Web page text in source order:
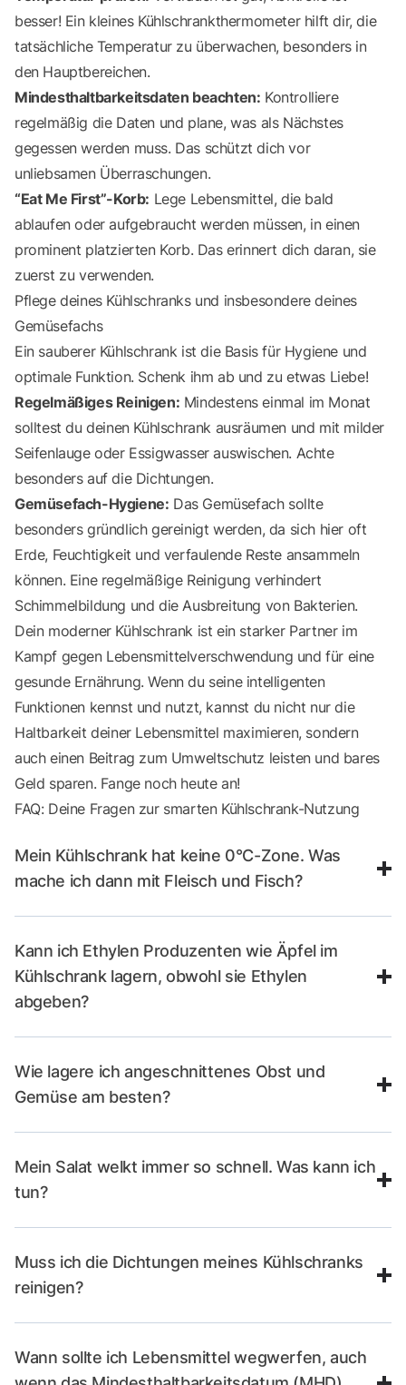
besser! Ein kleines Kühlschrankthermometer hilft dir, die
tatsächliche Temperatur zu überwachen, besonders in
den Hauptbereichen.
Mindesthaltbarkeitsdaten beachten: Kontrolliere
regelmäßig die Daten und plane, was als Nächstes
gegessen werden muss. Das schützt dich vor
unliebsamen Überraschungen.
“Eat Me First”-Korb: Lege Lebensmittel, die bald
ablaufen oder aufgebraucht werden müssen, in einen
prominent platzierten Korb. Das erinnert dich daran, sie
zuerst zu verwenden.
Pflege deines Kühlschranks und insbesondere deines
Gemüsefachs
Ein sauberer Kühlschrank ist die Basis für Hygiene und
optimale Funktion. Schenk ihm ab und zu etwas Liebe!
Regelmäßiges Reinigen: Mindestens einmal im Monat
solltest du deinen Kühlschrank ausräumen und mit milder
Seifenlauge oder Essigwasser auswischen. Achte
besonders auf die Dichtungen.
Gemüsefach-Hygiene: Das Gemüsefach sollte
besonders gründlich gereinigt werden, da sich hier oft
Erde, Feuchtigkeit und verfaulende Reste ansammeln
können. Eine regelmäßige Reinigung verhindert
Schimmelbildung und die Ausbreitung von Bakterien.
Dein moderner Kühlschrank ist ein starker Partner im
Kampf gegen Lebensmittelverschwendung und für eine
gesunde Ernährung. Wenn du seine intelligenten
Funktionen kennst und nutzt, kannst du nicht nur die
Haltbarkeit deiner Lebensmittel maximieren, sondern
auch einen Beitrag zum Umweltschutz leisten und bares
Geld sparen. Fange noch heute an!
FAQ: Deine Fragen zur smarten Kühlschrank-Nutzung
Mein Kühlschrank hat keine 0°C-Zone. Was
mache ich dann mit Fleisch und Fisch?
Kann ich Ethylen Produzenten wie Äpfel im
Kühlschrank lagern, obwohl sie Ethylen
abgeben?
Wie lagere ich angeschnittenes Obst und
Gemüse am besten?
Mein Salat welkt immer so schnell. Was kann ich
tun?
Muss ich die Dichtungen meines Kühlschranks
reinigen?
Wann sollte ich Lebensmittel wegwerfen, auch